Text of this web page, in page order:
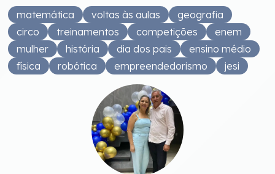
matemática voltas às aulas
geografia
circo
treinamentos competições
enem
mulher
história dia dos pais
ensino médio
física
robótica empreendedorismo jesi